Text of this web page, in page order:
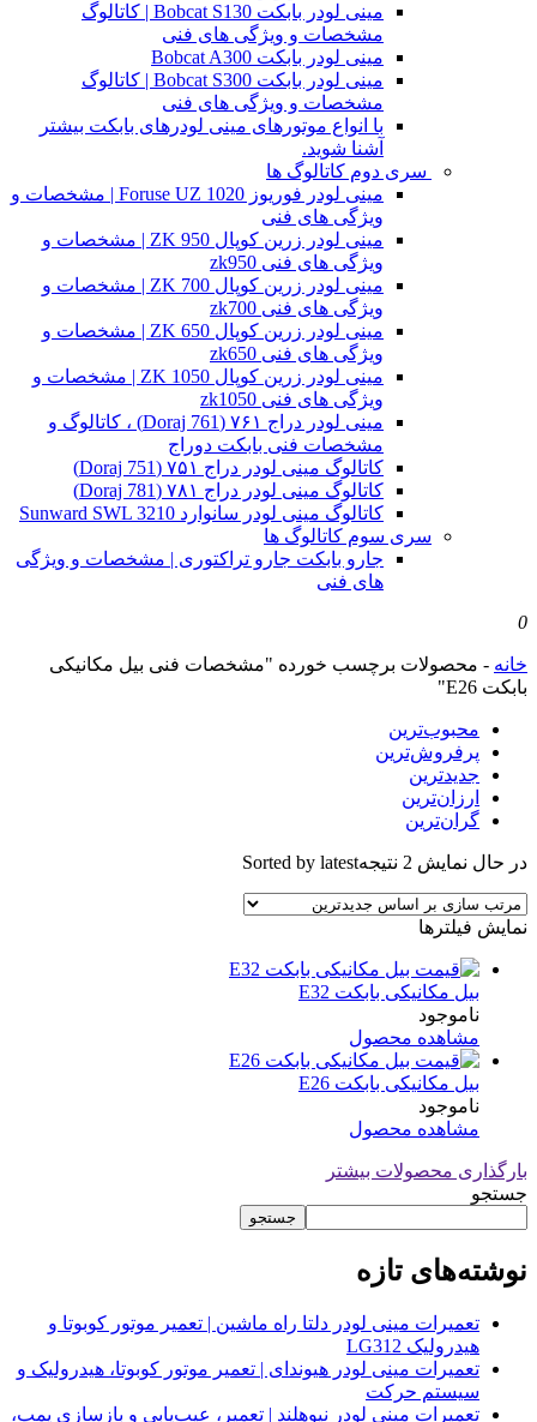
مینی لودر بابکت Bobcat S130 | کاتالوگ
مشخصات و ویژگی های فنی
مینی لودر بابکت Bobcat A300
مینی لودر بابکت Bobcat S300 | کاتالوگ
مشخصات و ویژگی های فنی
با انواع موتورهای مینی لودرهای بابکت بیشتر
آشنا شوید.
سری دوم کاتالوگ ها
مینی لودر فوریوز Foruse UZ 1020 | مشخصات و
ویژگی های فنی
مینی لودر زرین کوپال ZK 950 | مشخصات و
ویژگی های فنی zk950
مینی لودر زرین کوپال ZK 700 | مشخصات و
ویژگی های فنی zk700
مینی لودر زرین کوپال ZK 650 | مشخصات و
ویژگی های فنی zk650
مینی لودر زرین کوپال ZK 1050 | مشخصات و
ویژگی های فنی zk1050
مینی لودر دراج ۷۶۱ (Doraj 761) ، کاتالوگ و
مشخصات فنی بابکت دوراج
کاتالوگ مینی لودر دراج ۷۵۱ (Doraj 751)
کاتالوگ مینی لودر دراج ۷۸۱ (Doraj 781)
کاتالوگ مینی لودر سانوارد Sunward SWL 3210
سری سوم کاتالوگ ها
جارو بابکت جارو تراکتوری | مشخصات و ویژگی
های فنی
0
خانه - محصولات برچسب خورده "مشخصات فنی بیل مکانیکی
بابکت E26"
محبوب‌ترین
پرفروش‌ترین
جدیدترین
ارزان‌ترین
گران‌ترین
در حال نمایش 2 نتیجه Sorted by latest
نمایش فیلترها
بیل مکانیکی بابکت E32
ناموجود
مشاهده محصول
بیل مکانیکی بابکت E26
ناموجود
مشاهده محصول
بارگذاری محصولات بیشتر
جستجو
جستجو
نوشته‌های تازه
تعمیرات مینی لودر دلتا راه ماشین | تعمیر موتور کوبوتا و
هیدرولیک LG312
تعمیرات مینی لودر هیوندای | تعمیر موتور کوبوتا، هیدرولیک و
سیستم حرکت
تعمیرات مینی لودر نیوهلند | تعمیر، عیب‌یابی و بازسازی پمپ،